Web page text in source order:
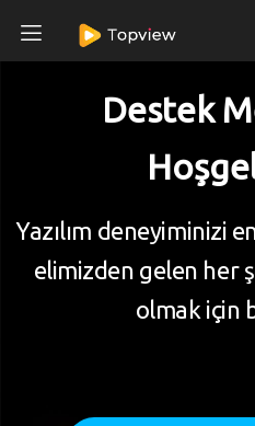
Destek
Yazılım deneyiminizi
elimizden gelen her
olmak için